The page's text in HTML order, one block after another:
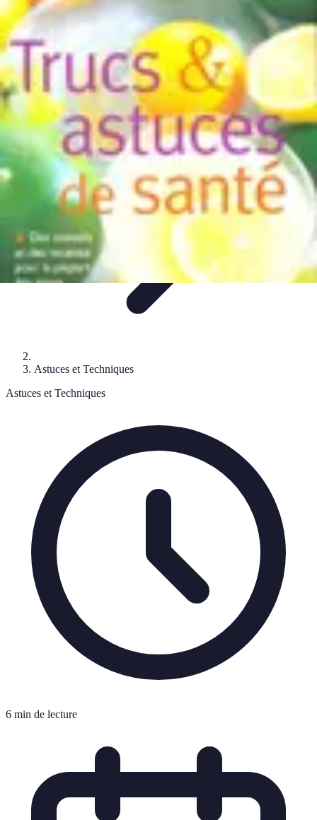
Astuces Rubik Cube
Astuces et Techniques
Techniques de SpeedcubingAstuces et
techniques
Techniques et Astuces
Astuces Rubik Cube
Astuces et Techniques
Astuces et Techniques
6 min de lecture